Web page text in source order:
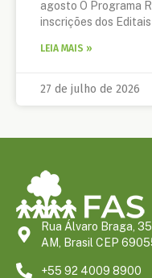
agosto O Programa
inscrições dos
LEIA MAIS »
27 de julho de 2026
Rua Álvaro Braga,
AM, Brasil CEP
+55 92 4009 8900